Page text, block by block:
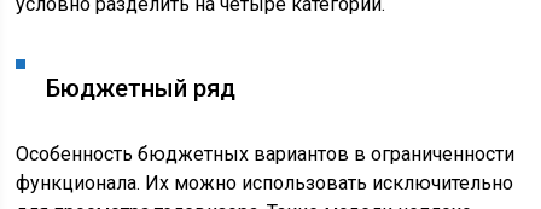
Бюджетный ряд
Особенность бюджетных вариантов в ограниченности
функционала. Их можно использовать исключительно